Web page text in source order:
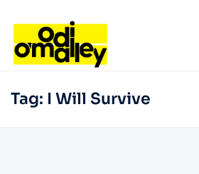
Tag: I Will Survive